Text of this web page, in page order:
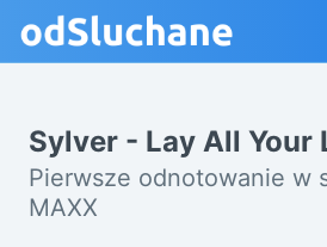
Sylver - Lay All Your
Pierwsze odnotowanie w
MAXX